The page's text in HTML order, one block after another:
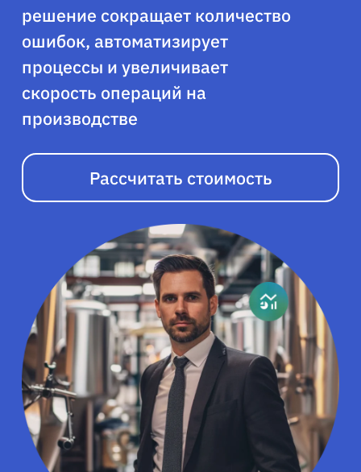
решение сокращает количество
ошибок, автоматизирует
процессы и увеличивает
скорость операций на
производстве
Рассчитать стоимость